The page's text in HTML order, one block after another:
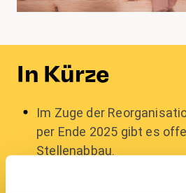
In Kürze
Im Zuge der
per Ende 2025 gibt es
Stellenabbau.
transfair begleitet die